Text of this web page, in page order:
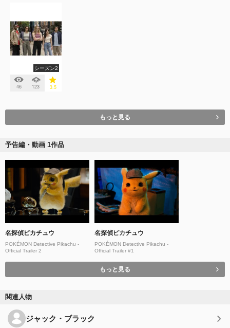
シーズン2
46 123 3.5
もっと見る
予告編・動画 1作品
名探偵ピカチュウ
POKÉMON Detective Pikachu -
Official Trailer 2
名探偵ピカチュウ
POKÉMON Detective Pikachu -
Official Trailer #1
もっと見る
関連人物
ジャック・ブラック